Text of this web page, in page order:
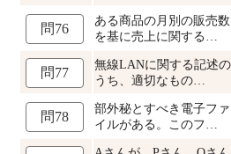
問76
ある商品の月別の販売数
を基に売上に関する…
問77
無線LANに関する記述の
うち、適切なもの…
問78
部外秘とすべき電子ファ
イルがある。このフ…